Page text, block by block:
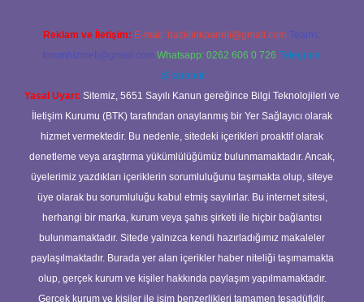
Reklam ve İletişim: E-mail: backlinkpaneli@gmail.com Teams:
forumhizmeti@gmail.com Whatsapp: 0262 606 0 726 Telegram:
@karabul
Yasal Uyarı: Sitemiz, 5651 Sayılı Kanun gereğince Bilgi Teknolojileri ve
İletişim Kurumu (BTK) tarafından onaylanmış bir Yer Sağlayıcı olarak
hizmet vermektedir. Bu nedenle, sitedeki içerikleri proaktif olarak
denetleme veya araştırma yükümlülüğümüz bulunmamaktadır. Ancak,
üyelerimiz yazdıkları içeriklerin sorumluluğunu taşımakta olup, siteye
üye olarak bu sorumluluğu kabul etmiş sayılırlar. Bu internet sitesi,
herhangi bir marka, kurum veya şahıs şirketi ile hiçbir bağlantısı
bulunmamaktadır. Sitede yalnızca kendi hazırladığımız makaleler
paylaşılmaktadır. Burada yer alan içerikler haber niteliği taşımamakta
olup, gerçek kurum ve kişiler hakkında paylaşım yapılmamaktadır.
Gerçek kurum ve kişiler ile isim benzerlikleri tamamen tesadüfidir.